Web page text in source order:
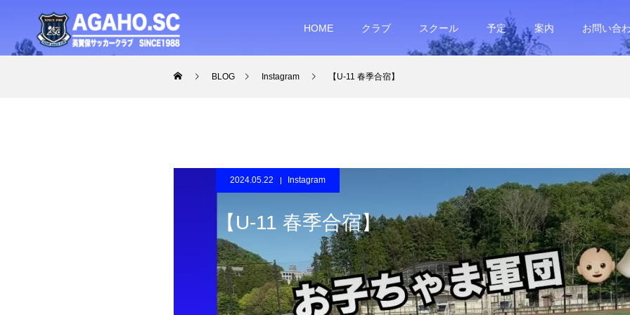
HOME クラブ スクール 予定 案内 お問い合
BLOG Instagram 【U-11 春季合宿】
2024.05.22 Instagram
【U-11 春季合宿】